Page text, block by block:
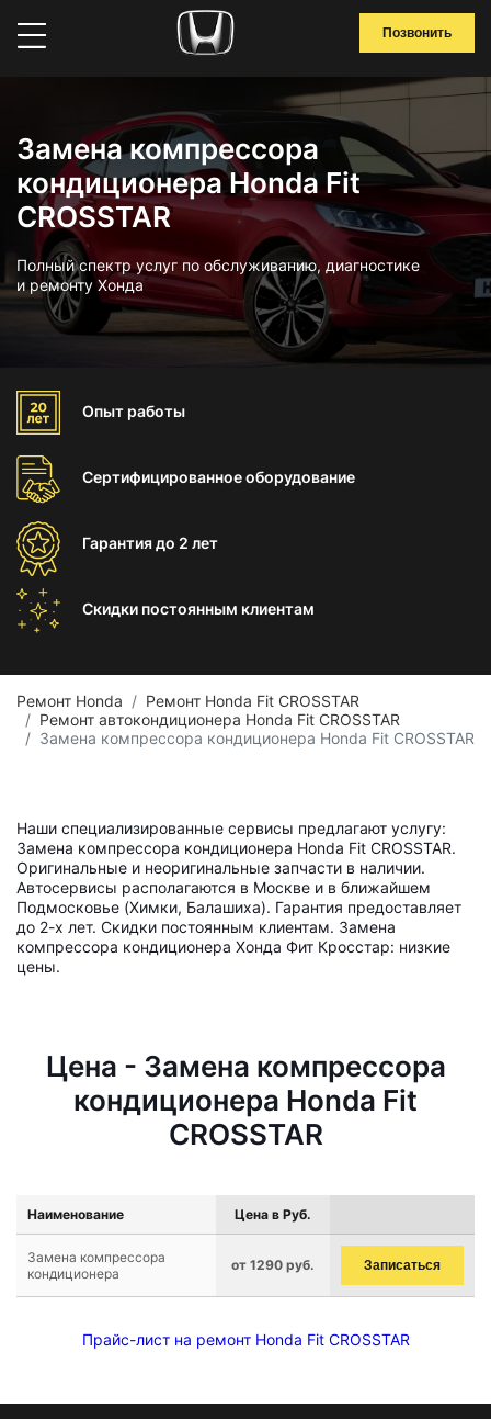
Позвонить
Замена компрессора
кондиционера Honda Fit
CROSSTAR
Полный спектр услуг по обслуживанию, диагностике
и ремонту Хонда
Опыт работы
Сертифицированноеоборудование
Гарантиядо 2 лет
Скидки постоянным клиентам
Ремонт Honda
Ремонт Honda Fit CROSSTAR
Ремонт автокондиционера Honda Fit CROSSTAR
Замена компрессора кондиционера Honda Fit CROSSTAR
Наши специализированные сервисы предлагают услугу:
Замена компрессора кондиционера Honda Fit CROSSTAR.
Оригинальные и неоригинальные запчасти в наличии.
Автосервисы располагаются в Москве и в ближайшем
Подмосковье (Химки, Балашиха). Гарантия предоставляет
до 2-х лет. Скидки постоянным клиентам. Замена
компрессора кондиционера Хонда Фит Кросстар: низкие
цены.
Цена - Замена компрессора
кондиционера Honda Fit
CROSSTAR
Наименование Цена в Руб.
Замена компрессора
кондиционера
от 1290 руб. Записаться
Прайс-лист на ремонт Honda Fit CROSSTAR